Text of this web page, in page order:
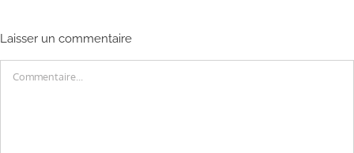
Laisser un commentaire